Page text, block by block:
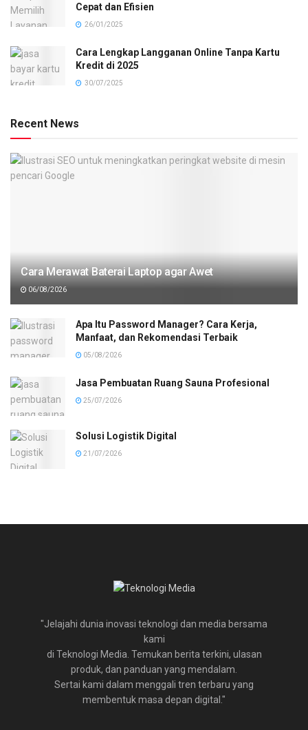
Cepat dan Efisien
26/01/2025
Cara Lengkap Langganan Online Tanpa Kartu
Kredit di 2025
30/07/2025
Recent News
Cara Merawat Baterai Laptop agar Awet
06/08/2026
Apa Itu Password Manager? Cara Kerja,
Manfaat, dan Rekomendasi Terbaik
05/08/2026
Jasa Pembuatan Ruang Sauna Profesional
25/07/2026
Solusi Logistik Digital
21/07/2026
"Jelajahi dunia inovasi teknologi dan media bersama
kami
di Teknologi Media. Temukan berita terkini, ulasan
produk, dan panduan yang mendalam.
Sertai kami dalam menggali tren terbaru yang
membentuk masa depan digital."